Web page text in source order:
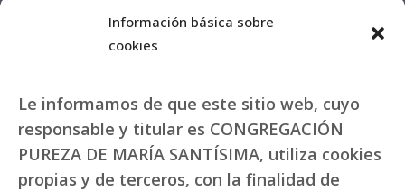
Información básica sobre
cookies
Le informamos de que este sitio web, cuyo
responsable y titular es CONGREGACIÓN
PUREZA DE MARÍA SANTÍSIMA, utiliza cookies
propias y de terceros, con la finalidad de